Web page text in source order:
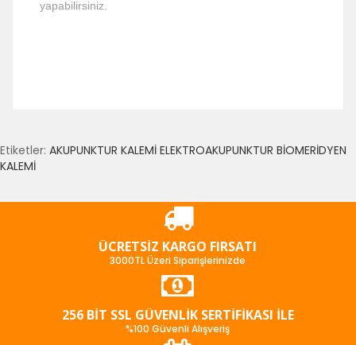
yapabilirsiniz.
Etiketler: AKUPUNKTUR KALEMİ ELEKTROAKUPUNKTUR BİOMERİDYEN
KALEMİ
ÜCRETSIZ KARGO FIRSATI
3000TL Üzeri Siparişlerinizde
256 BIT SSL GÜVENLIK SERTIFIKASI İLE
%100 Güvenli Alışveriş